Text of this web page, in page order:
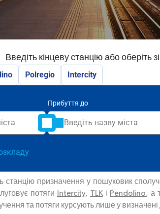
Введіть кінцеву станцію або оберіть
Polregio Intercity
Прибуття до
станцію призначення у пошуковик
потяги
Intercity, TLKі Pendolino, а
та потяги курсують лише у визначені